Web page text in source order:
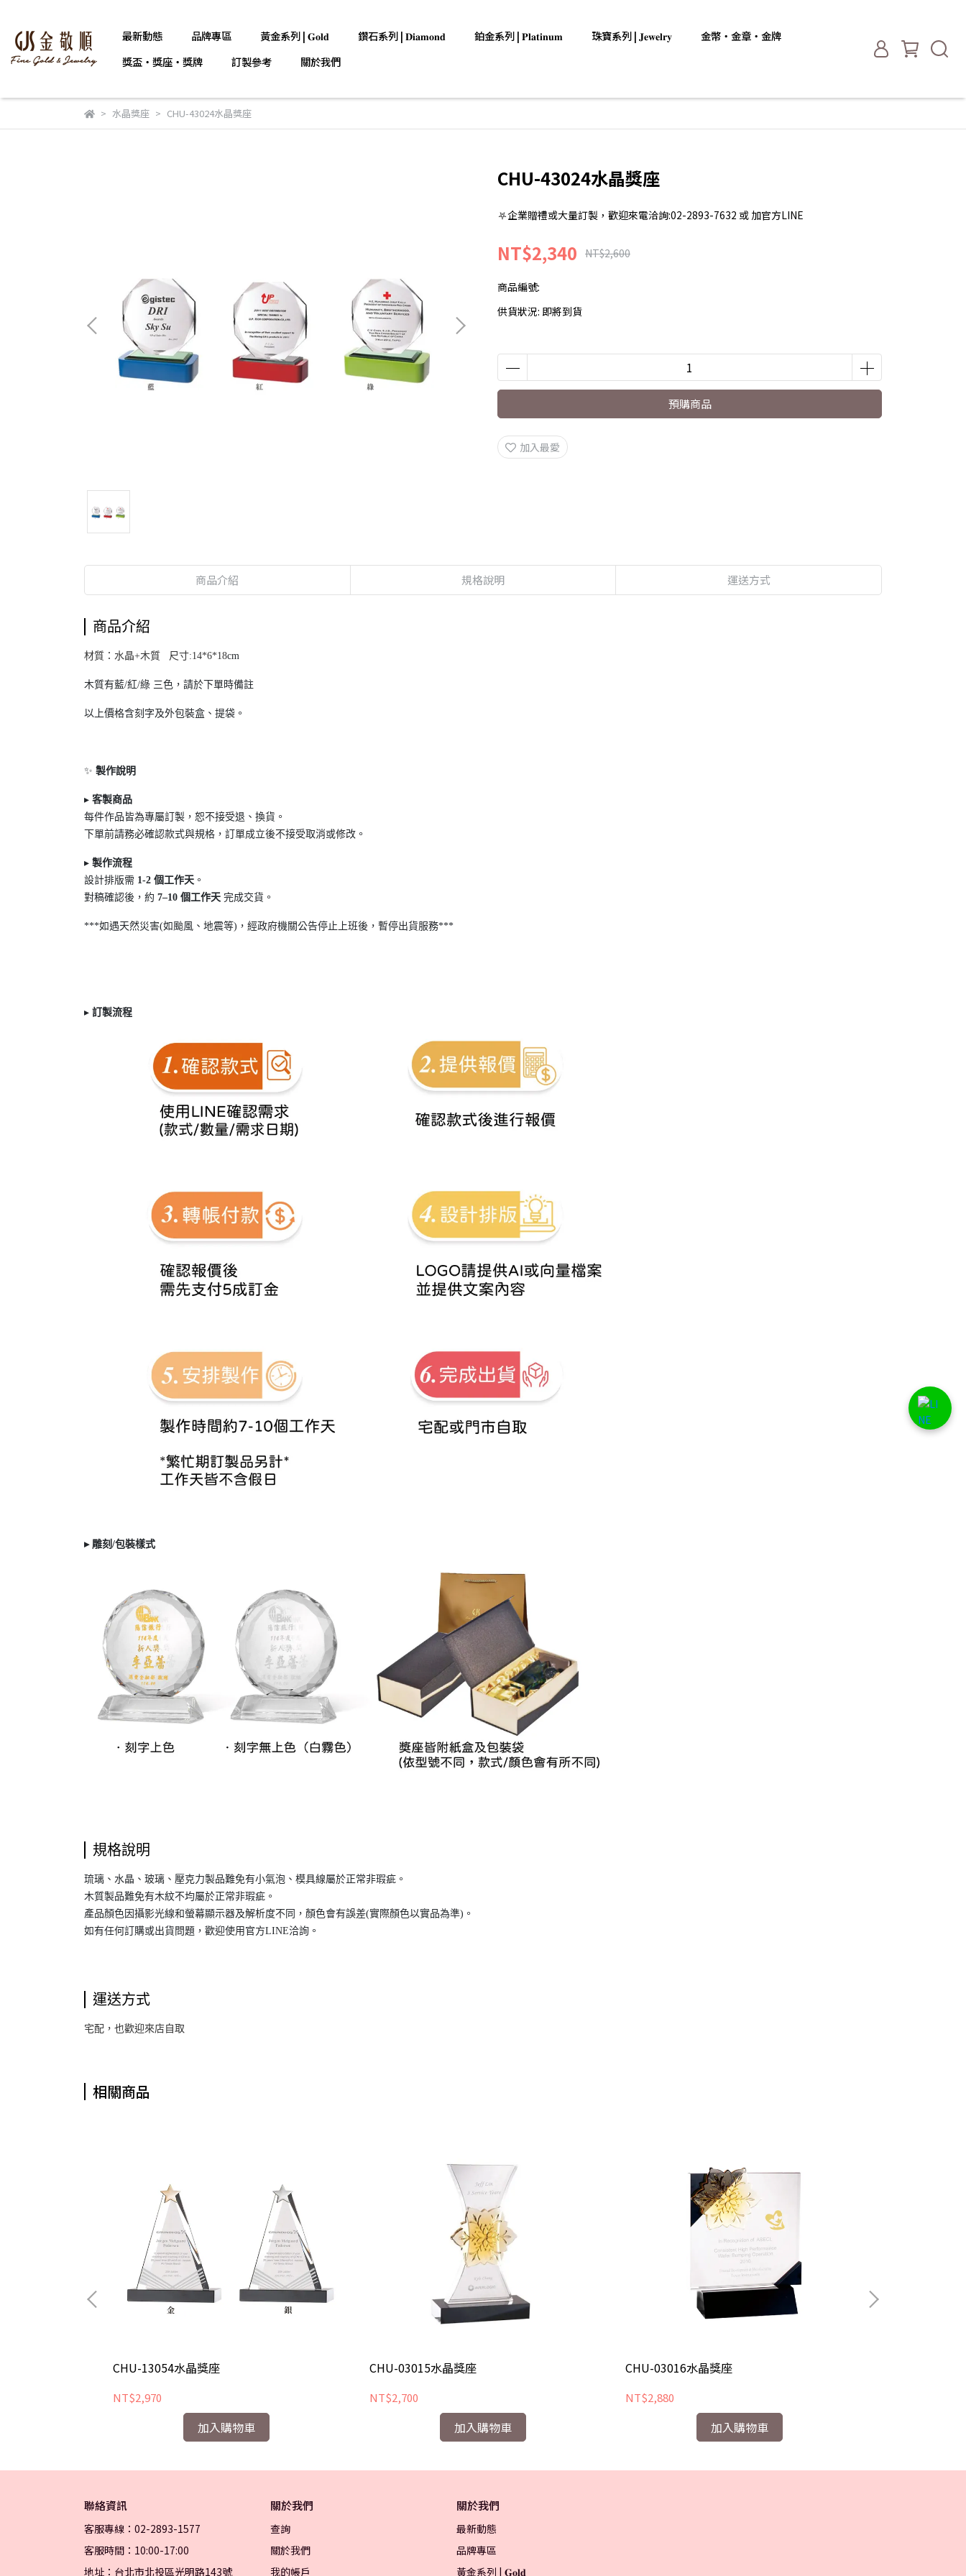
最新動態 品牌專區 黃金系列 | 𝐆𝐨𝐥𝐝 鑽石系列 | 𝐃𝐢𝐚𝐦𝐨𝐧𝐝 鉑金系列 | 𝐏𝐥𝐚𝐭𝐢𝐧𝐮𝐦 珠寶系列 | 𝐉𝐞𝐰𝐞𝐥𝐫𝐲
金幣・金章・金牌
獎盃・獎座・獎牌
訂製參考 關於我們
水晶獎座 CHU-43024水晶獎座
CHU-43024水晶獎座
⛧企業贈禮或大量訂製，歡迎來電洽詢:02-2893-7632 或 加官方LINE
NT$2,340 NT$2,600
商品編號:
供貨狀況: 即將到貨
預購商品
加入最愛
商品介紹 規格說明 運送方式
商品介紹
材質：水晶+木質 尺寸:14*6*18cm
木質有藍/紅/綠 三色，請於下單時備註
以上價格含刻字及外包裝盒、提袋。
✨ 製作說明
▸ 客製商品
每件作品皆為專屬訂製，恕不接受退 、換貨。
下單前請務必確認款式與規格，訂單成立後不接受取消或修改。
▸ 製作流程
設計排版需 1-2 個工作天 。
對稿確認後，約 7–10 個工作天 完成交貨。
***如遇天然災害(如颱風、地震等)，經政府機關公告停止上班後，暫停出貨服務***
▸ 訂製流程
▸ 雕刻/包裝樣式
規格說明
琉璃、水晶、玻璃、壓克力製品難免有小氣泡、模具線屬於正常非瑕疵。
木質製品難免有木紋不均屬於正常非瑕疵。
產品顏色因攝影光線和螢幕顯示器及解析度不同，顏色會有誤差(實際顏色以實品為準)。
如有任何訂購或出貨問題，歡迎使用官方LINE洽詢。
運送方式
宅配，也歡迎來店自取
相關商品
CHU-13054水晶獎座
NT$2,970
加入購物車
CHU-03015水晶獎座
NT$2,700
加入購物車
CHU-03016水晶獎座
NT$2,880
加入購物車
聯絡資訊
客服專線：02-2893-1577
客服時間：10:00-17:00
地址：台北市北投區光明路143號
關於我們
查詢
關於我們
我的帳戶
關於我們
最新動態
品牌專區
黃金系列 | 𝐆𝐨𝐥𝐝